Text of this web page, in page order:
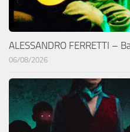
ALESSANDRO FERRETTI –
06/08/2026